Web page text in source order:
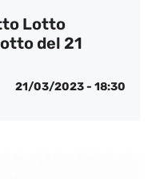
Lotto
del 21
21/03/2023 - 18:30